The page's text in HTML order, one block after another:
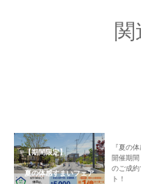
に、「ご入居者様間のコミュニ
【期間限定】
夏の体感すまいフェア
『夏の
開催期
のご成
ト！